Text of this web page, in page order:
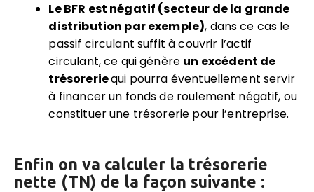
Le BFR est négatif (secteur de la grande
distribution par exemple), dans ce cas le
passif circulant suffit à couvrir l’actif
circulant, ce qui génère un excédent de
trésoreriequi pourra éventuellement servir
à financer un fonds de roulement négatif, ou
constituer une trésorerie pour l’entreprise.
Enfin on va calculer la trésorerie
nette (TN) de la façon suivante :